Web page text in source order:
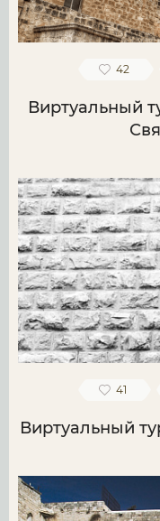
42
Виртуальный
41
Виртуальный